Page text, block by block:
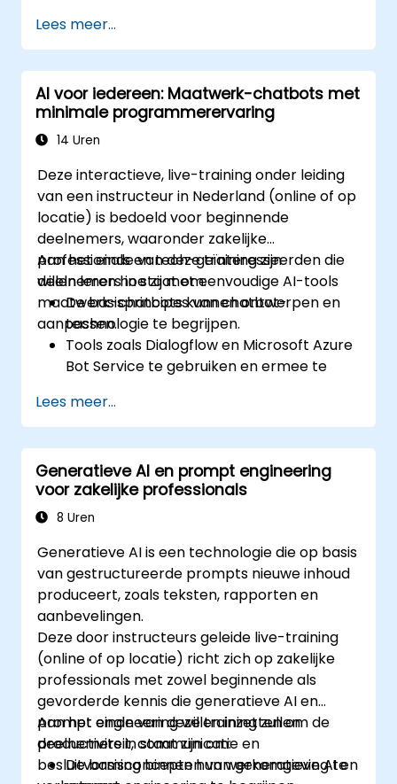
Lees meer...
AI voor iedereen: Maatwerk-chatbots met
minimale programmerervaring
14 Uren
Deze interactieve, live-training onder leiding
van een instructeur in Nederland (online of op
locatie) is bedoeld voor beginnende
deelnemers, waaronder zakelijke
professionals en tech-geïnteresseerden die
willen leren hoe zij met eenvoudige AI-tools
maatwerk-chatbots kunnen ontwerpen en
aanpassen.
Aan het einde van deze training zijn
deelnemers in staat om:
De basisprincipes van chatbot-
technologie te begrijpen.
Tools zoals Dialogflow en Microsoft Azure
Bot Service te gebruiken en ermee te
Chatbotgesprekken zelfstandig te
ontwerpen en aan te passen.
Chatbots te integreren met diverse
platforms en diensten.
Chatbots in de praktijk te implementeren
voor echte toepassingen.
en verder te verbeteren.
Lees meer...
Generatieve AI en prompt engineering
voor zakelijke professionals
8 Uren
Generatieve AI is een technologie die op basis
van gestructureerde prompts nieuwe inhoud
produceert, zoals teksten, rapporten en
aanbevelingen.
Deze door instructeurs geleide live-training
(online of op locatie) richt zich op zakelijke
professionals met zowel beginnende als
gevorderde kennis die generatieve AI en
prompt engineering willen inzetten om de
productiviteit, communicatie en
besluitvorming binnen hun werkomgeving te
Aan het einde van deze training zullen
deelnemers in staat zijn om:
De basisconcepten van generatieve AI en